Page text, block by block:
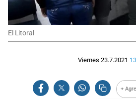
El Litoral
Viernes 23.7.2021
+